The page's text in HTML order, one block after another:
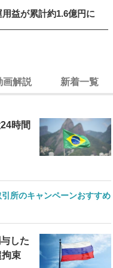
益が累計約1.6億円に
画解説 新着一覧
時間
所のキャンペーンおすすめ
した
束